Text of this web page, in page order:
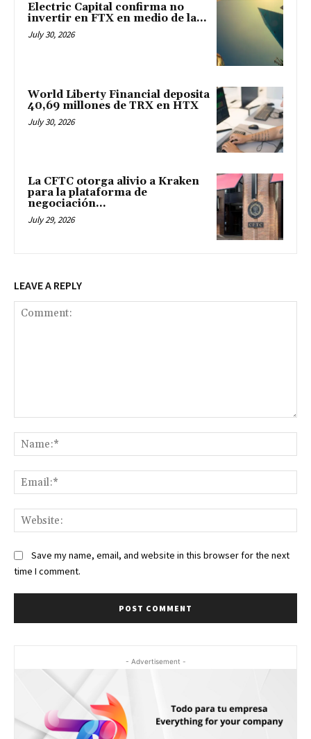
Electric Capital confirma no
invertir en FTX en medio de la...
July 30, 2026
World Liberty Financial deposita
40,69 millones de TRX en HTX
July 30, 2026
La CFTC otorga alivio a Kraken
para la plataforma de
negociación...
July 29, 2026
LEAVE A REPLY
Save my name, email, and website in this browser for the next
time I comment.
- Advertisement -